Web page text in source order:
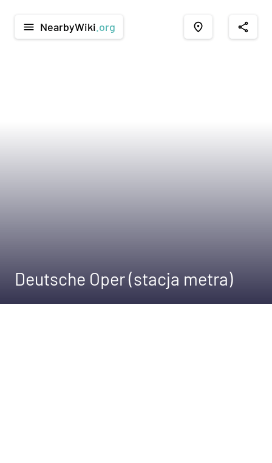
menu NearbyWiki .org place share
Deutsche Oper (stacja metra)